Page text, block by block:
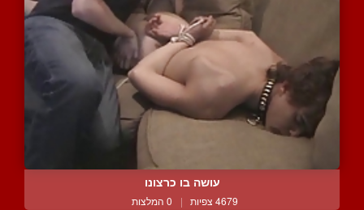
עושה בו כרצונו
4679 צפיות | 0 המלצות